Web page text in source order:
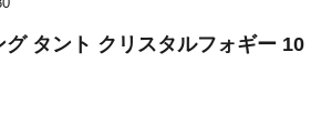
タント クリスタルフォギー 10